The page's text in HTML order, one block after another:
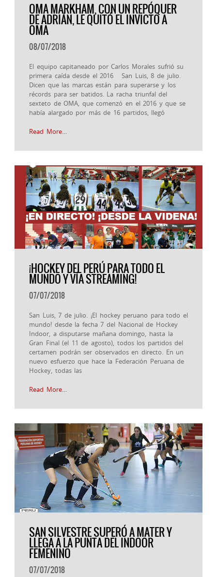
OMA MARKHAM, CON UN REPÓQUER
DE ADRIÁN, LE QUITÓ EL INVICTO A
OMA
08/07/2018
El equipo capitaneado por Carlos Morales sufrió su
primera caída desde el 2016 San Luis, 8 de julio.
Dicen que las marcas están para superarse y los
récords para ser batidos. La racha triunfal del
sexteto de OMA, que comenzó en el 2016 y que se
había alargado por más de 16 partidos, llegó
Read More…
¡HOCKEY DEL PERÚ PARA TODO EL
MUNDO Y VÍA STREAMING!
07/07/2018
San Luis, 7 de julio. ¡El hockey peruano para todo el
mundo! desde la fecha 7 del Nacional de Hockey
Indoor, a disputarse mañana domingo, hasta la
Gran Final (el 11 de agosto), todos los partidos del
certamen podrán ser observados en directo. En un
nuevo esfuerzo que hace la Federación Peruana de
Hockey, todas las
Read More…
SAN SILVESTRE SUPERÓ A MATER Y
LLEGA A LA PUNTA DEL INDOOR
FEMENINO
07/07/2018